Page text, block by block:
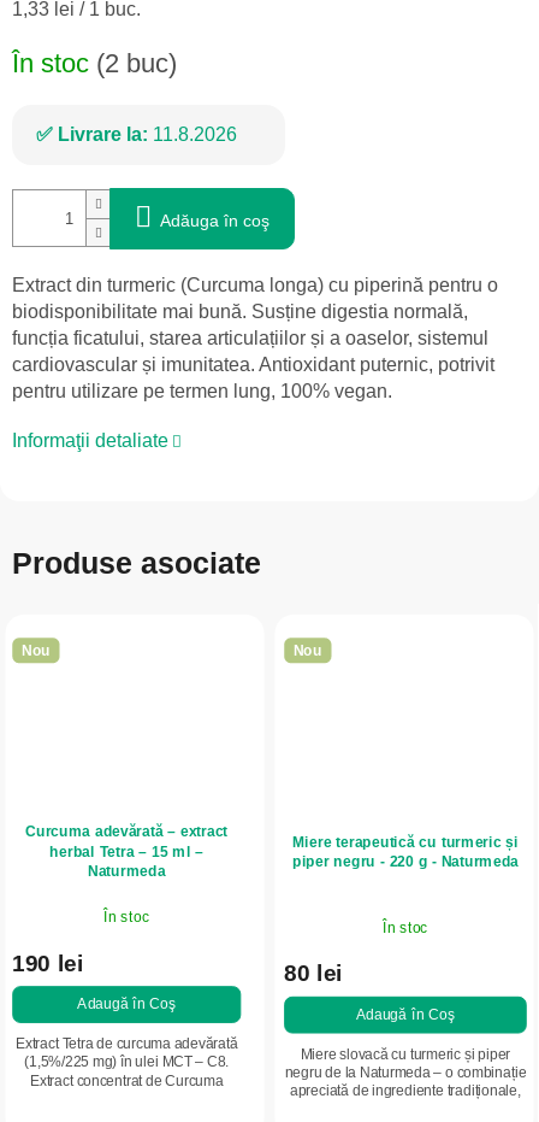
Evaluare
1,33 lei / 1 buc.
În stoc (2 buc)
Livrare la: 11.8.2026
Adăuga în coş
Extract din turmeric (Curcuma longa) cu piperină pentru o
biodisponibilitate mai bună. Susține digestia normală,
funcția ficatului, starea articulațiilor și a oaselor, sistemul
cardiovascular și imunitatea. Antioxidant puternic, potrivit
pentru utilizare pe termen lung, 100% vegan.
Informaţii detaliate
Produse asociate
Nou
Curcuma adevărată – extract
herbal Tetra – 15 ml –
Naturmeda
În stoc
190 lei
Adaugă în Coş
Extract Tetra de curcuma adevărată
(1,5%/225 mg) în ulei MCT – C8.
Extract concentrat de Curcuma
Nou
Miere terapeutică cu turmeric și
piper negru - 220 g - Naturmeda
În stoc
80 lei
Adaugă în Coş
Miere slovacă cu turmeric și piper
negru de la Naturmeda – o combinație
apreciată de ingrediente tradiționale,